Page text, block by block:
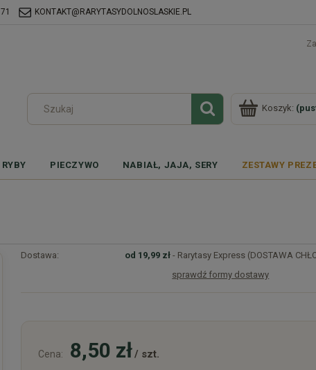
KONTAKT@RARYTASYDOLNOSLASKIE.PL
Koszyk:
RYBY PIECZYWO NABIAŁ, JAJA, SERY ZESTAWY
Dostawa: od 19,99 zł - Rarytasy Express (DOSTAWA
sprawdź formy dostawy
Cena: 8,50 zł/ szt.